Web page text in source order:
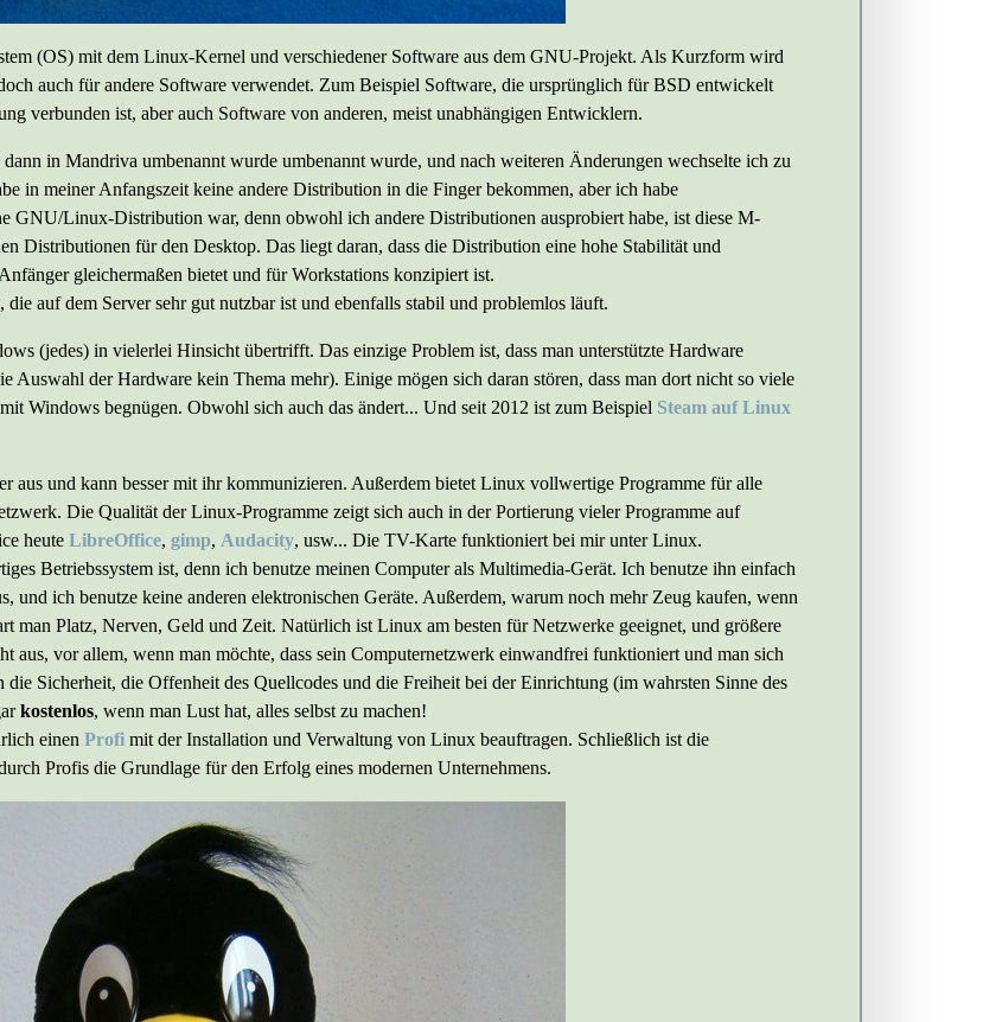
(OS) mit dem Linux-Kernel und verschiedener Software aus dem GNU-Projekt. Als Kurzform wird
auch für andere Software verwendet. Zum Beispiel Software, die ursprünglich für BSD entwickelt
verbunden ist, aber auch Software von anderen, meist unabhängigen Entwicklern.
in Mandriva umbenannt wurde umbenannt wurde, und nach weiteren Änderungen wechselte ich zu
in meiner Anfangszeit keine andere Distribution in die Finger bekommen, aber ich habe
GNU/Linux-Distribution war, denn obwohl ich andere Distributionen ausprobiert habe, ist diese M-
Distributionen für den Desktop. Das liegt daran, dass die Distribution eine hohe Stabilität und
gleichermaßen bietet und für Workstations konzipiert ist.
auf dem Server sehr gut nutzbar ist und ebenfalls stabil und problemlos läuft.
(jedes) in vielerlei Hinsicht übertrifft. Das einzige Problem ist, dass man unterstützte Hardware
Auswahl der Hardware kein Thema mehr). Einige mögen sich daran stören, dass man dort nicht so viele
Windows begnügen. Obwohl sich auch das ändert... Und seit 2012 ist zum Beispiel Steam auf Linux
aus und kann besser mit ihr kommunizieren. Außerdem bietet Linux vollwertige Programme für alle
Die Qualität der Linux-Programme zeigt sich auch in der Portierung vieler Programme auf
heute LibreOffice, gimp, Audacity, usw... Die TV-Karte funktioniert bei mir unter Linux.
Betriebssystem ist, denn ich benutze meinen Computer als Multimedia-Gerät. Ich benutze ihn einfach
und ich benutze keine anderen elektronischen Geräte. Außerdem, warum noch mehr Zeug kaufen, wenn
man Platz, Nerven, Geld und Zeit. Natürlich ist Linux am besten für Netzwerke geeignet, und größere
aus, vor allem, wenn man möchte, dass sein Computernetzwerk einwandfrei funktioniert und man sich
Sicherheit, die Offenheit des Quellcodes und die Freiheit bei der Einrichtung (im wahrsten Sinne des
kostenlos, wenn man Lust hat, alles selbst zu machen!
einen Profi mit der Installation und Verwaltung von Linux beauftragen. Schließlich ist die
Profis die Grundlage für den Erfolg eines modernen Unternehmens.